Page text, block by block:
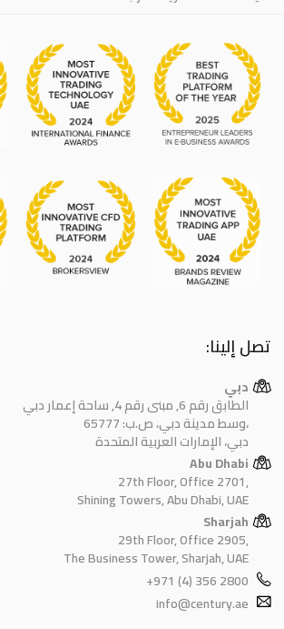
تصل إلينا:
دبي
الطابق رقم 6, مبنى رقم 4, ساحة إعمار دبي
وسط مدينة دبي، ص.ب: 65777،
دبي، الإمارات العربية المتحدة
Abu Dhabi
27th Floor, Office 2701,
Shining Towers, Abu Dhabi, UAE
Sharjah
29th Floor, Office 2905,
The Business Tower, Sharjah, UAE
+971 (4) 356 2800
info@century.ae